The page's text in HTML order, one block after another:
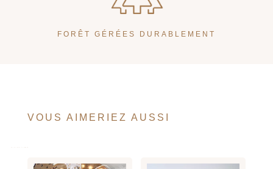
FORÊT GÉRÉES DURABLEMENT
VOUS AIMERIEZ AUSSI